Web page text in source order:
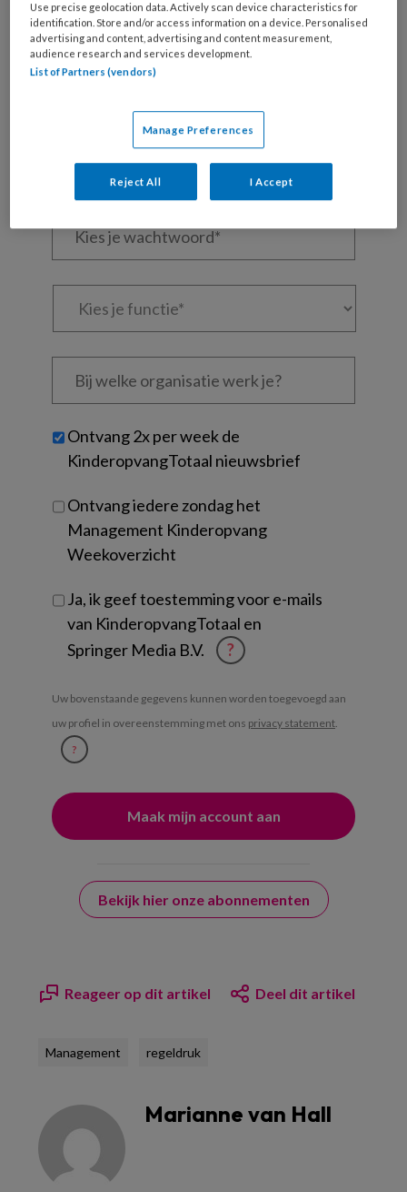
Maak gratis een account aan en lees 2
artikelen gratis per maand
Al een account of abonnement?
je
Kies
Bij
welke
je?
Untitled
Ontvang 2x per week de
KinderopvangTotaal nieuwsbrief
Ontvang iedere zondag het
Management Kinderopvang
Weekoverzicht
Ja, ik geef toestemming voor e-mails
van KinderopvangTotaal en
Springer Media B.V.
?
Uw bovenstaande gegevens kunnen worden toegevoegd aan
uw profiel in overeenstemming met ons privacy statement.
?
Bekijk hier onze abonnementen
Reageer op dit artikel Deel dit artikel
Management regeldruk
Marianne van Hall
Use precise geolocation data. Actively scan device characteristics for
identification. Store and/or access information on a device. Personalised
advertising and content, advertising and content measurement,
audience research and services development.
List of Partners (vendors)
Manage Preferences
Reject All I Accept